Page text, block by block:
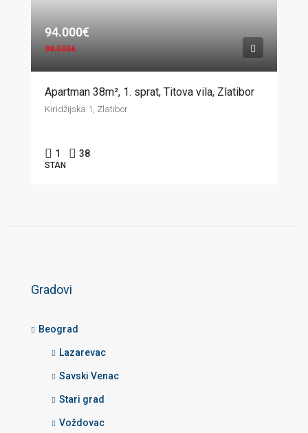
94.000€
98.000€
Apartman 38m², 1. sprat, Titova vila, Zlatibor
Kiridžijska 1, Zlatibor
1 38
STAN
Gradovi
Beograd
Lazarevac
Savski Venac
Stari grad
Voždovac